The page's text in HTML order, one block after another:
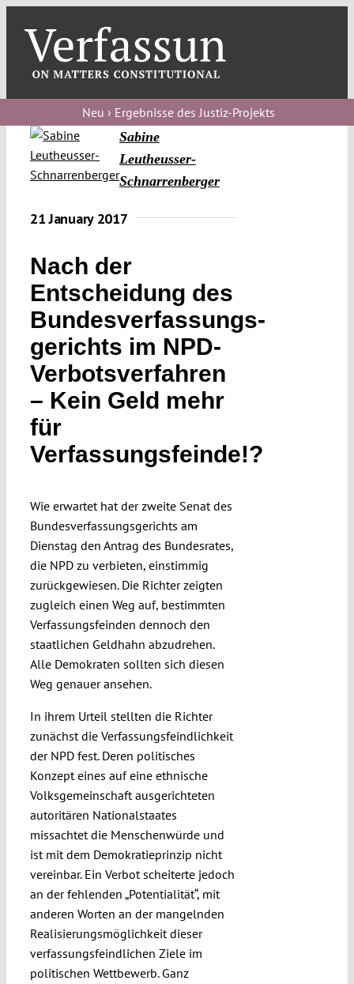
content
blog
Verfassungs
debate
podcast
Verfassungs
editorial
About
Submissions
Neu › Ergebnisse des Justiz-Projekts
Sabine
Leutheusser-
Schnarrenberger
21 January 2017
Nach der
Entscheidung des
Bundesverfassungs­
gerichts im NPD-
Verbotsverfahren
– Kein Geld mehr
für
Verfassungsfeinde!?
Wie erwartet hat der zweite Senat des
Bundesverfassungsgerichts am
Dienstag den Antrag des Bundesrates,
die NPD zu verbieten, einstimmig
zurückgewiesen. Die Richter zeigten
zugleich einen Weg auf, bestimmten
Verfassungsfeinden dennoch den
staatlichen Geldhahn abzudrehen.
Alle Demokraten sollten sich diesen
Weg genauer ansehen.
In ihrem Urteil stellten die Richter
zunächst die Verfassungsfeindlichkeit
der NPD fest. Deren politisches
Konzept eines auf eine ethnische
Volksgemeinschaft ausgerichteten
autoritären Nationalstaates
missachtet die Menschenwürde und
ist mit dem Demokratieprinzip nicht
vereinbar. Ein Verbot scheiterte jedoch
an der fehlenden „Potentialität“, mit
anderen Worten an der mangelnden
Realisierungsmöglichkeit dieser
verfassungsfeindlichen Ziele im
politischen Wettbewerb. Ganz